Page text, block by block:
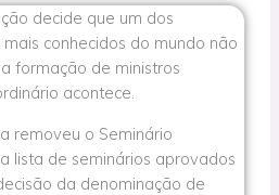
decide que um dos
conhecidos do mundo não
formação de ministros
acontece.
removeu o Seminário
lista de seminários aprovados
da denominação de